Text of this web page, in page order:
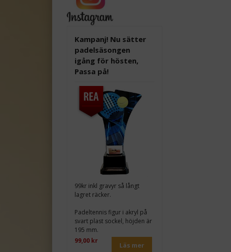
Kampanj! Nu sätter
padelsäsongen
igång för hösten,
Passa på!
99kr inkl gravyr så långt
lagret räcker.
Padeltennis figur i akryl på
svart plast sockel, höjden är
195 mm.
99,00 kr
Läs mer